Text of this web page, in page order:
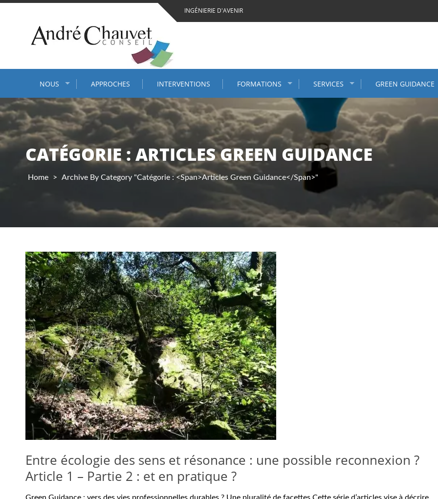
Skip
INGÉNIERIE D'AVENIR
NOUS APPROCHES INTERVENTIONS FORMATIONS SERVICES GREEN GUIDANCE
CATÉGORIE : ARTICLES GREEN GUIDANCE
Home > Archive By Category "Catégorie : <span>Articles Green Guidance</span>"
Entre écologie des sens et résonance : une possible reconnexion ?
Article 1 – Partie 2 : et en pratique ?